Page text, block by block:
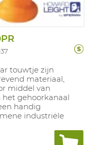
touwtje zijn
materiaal,
middel van
gehoorkanaal
handig
industriële